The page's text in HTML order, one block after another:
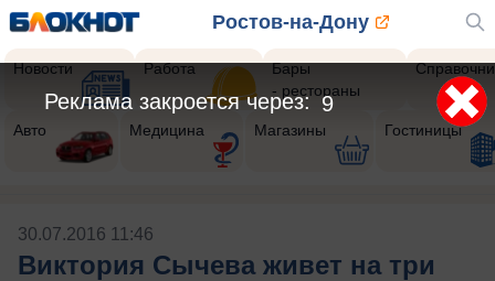
Ростов-на-Дону
Новости Работа
Бары
- рестораны
Авто Медицина Магазины Гостиницы
30.07.2016 11:46
Виктория Сычева живет на три
8
Реклама закроется через: